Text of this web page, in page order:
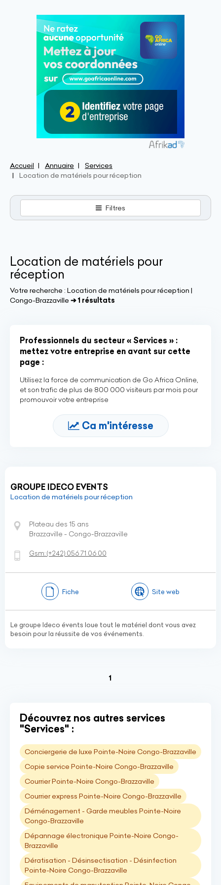
Accueil Annuaire
Services
Location de matériels pour réception
Filtres
Location de matériels pour
réception
Votre recherche : Location de matériels pour réception |
Congo-Brazzaville ➔ 1 résultats
Professionnels du secteur « Services » :
mettez votre entreprise en avant sur cette
page :
Utilisez la force de communication de Go Africa Online,
et son trafic de plus de 800 000 visiteurs par mois pour
promouvoir votre entreprise
Ca m'intéresse
GROUPE IDECO EVENTS
Location de matériels pour réception
Plateau des 15 ans
Brazzaville - Congo-Brazzaville
Gsm:(+242) 056 71 06 00
Fiche Site web
Le groupe Ideco évents loue tout le matériel dont vous avez
besoin pour la réussite de vos événements.
1
Découvrez nos autres services
"Services" :
Conciergerie de luxe Pointe-Noire Congo-Brazzaville
Copie service Pointe-Noire Congo-Brazzaville
Courrier Pointe-Noire Congo-Brazzaville
Courrier express Pointe-Noire Congo-Brazzaville
Déménagement - Garde meubles Pointe-Noire
Congo-Brazzaville
Dépannage électronique Pointe-Noire Congo-
Brazzaville
Dératisation - Désinsectisation - Désinfection
Pointe-Noire Congo-Brazzaville